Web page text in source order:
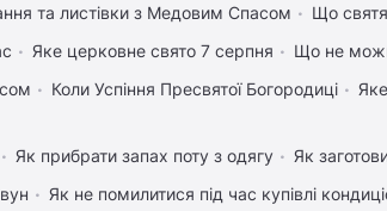
та листівки з Медовим Спасом Що
Яке церковне свято 7 серпня
Що не
Коли Успіння Пресвятої Богородиці
Як прибрати запах поту з одягу
Як
Як не помилитися під час купівлі